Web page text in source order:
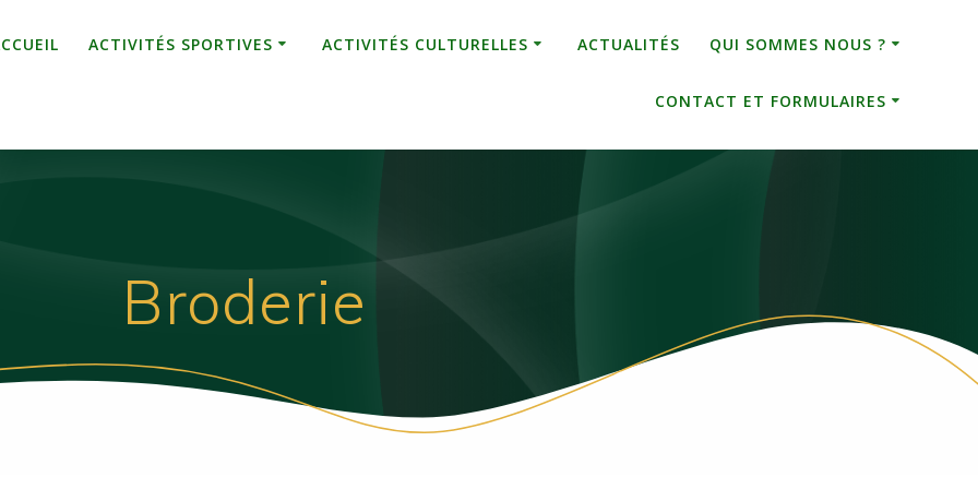
ACTIVITÉS SPORTIVES ACTIVITÉS CULTURELLES ACTUALITÉS QUI SOMMES NOUS ?
CONTACT ET FORMULAIRES
Broderie